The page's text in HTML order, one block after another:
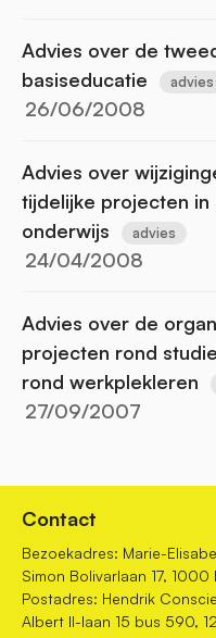
Advies over de
basiseducatie
advies
26/06/2008
Advies over
tijdelijke projecten
onderwijs
advies
24/04/2008
Advies over de
projecten rond
rond werkplekleren
27/09/2007
Contact
Bezoekadres: Marie-
Simon Bolivarlaan 17, 1000
Postadres: Hendrik
Albert II-laan 15 bus 590,